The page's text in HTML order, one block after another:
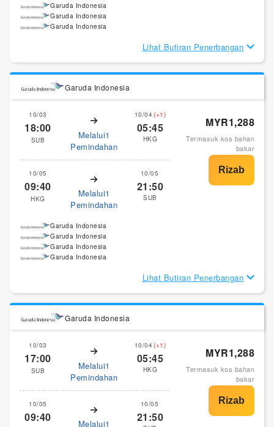
Garuda Indonesia
Garuda Indonesia
Garuda Indonesia
Lihat Butiran Penerbangan
Garuda Indonesia
10/03
18:00
SUB
Melalui1
Pemindahan
10/04(+1)
05:45
HKG
10/05
09:40
HKG
Melalui1
Pemindahan
10/05
21:50
SUB
MYR1,288
Termasuk kos bahan
bakar
Garuda Indonesia
Garuda Indonesia
Garuda Indonesia
Garuda Indonesia
Lihat Butiran Penerbangan
Garuda Indonesia
10/03
17:00
SUB
Melalui1
Pemindahan
10/04(+1)
05:45
HKG
10/05
09:40 Melalui1
10/05
21:50
MYR1,288
Termasuk kos bahan
bakar